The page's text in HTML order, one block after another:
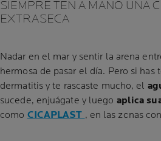
SIEMPRE TEN A MANO UNA
EXTRASECA
Nadar en el mar y sentir la arena
hermosa de pasar el día. Pero si
dermatitis y te rascaste mucho, el
sucede, enjuágate y luego aplica
como CICAPLAST , en las zonas